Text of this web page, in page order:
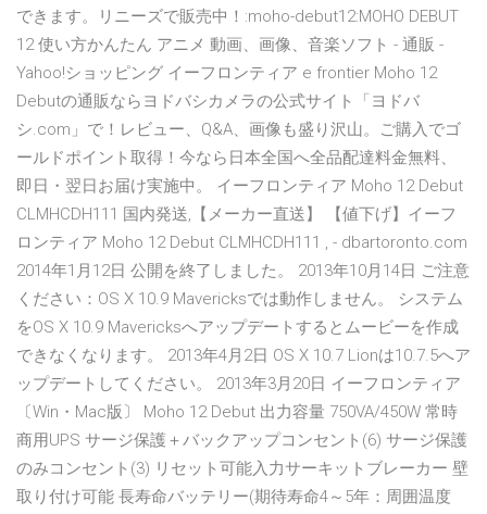
できます。リニーズで販売中！:moho-debut12:MOHO DEBUT
12 使い方かんたん アニメ 動画、画像、音楽ソフト - 通販 -
Yahoo!ショッピング イーフロンティア e frontier Moho 12
Debutの通販ならヨドバシカメラの公式サイト「ヨドバ
シ.com」で！レビュー、Q&A、画像も盛り沢山。ご購入でゴ
ールドポイント取得！今なら日本全国へ全品配達料金無料、
即日・翌日お届け実施中。 イーフロンティア Moho 12 Debut
CLMHCDH111 国内発送,【メーカー直送】 【値下げ】イーフ
ロンティア Moho 12 Debut CLMHCDH111 , - dbartoronto.com
2014年1月12日 公開を終了しました。 2013年10月14日 ご注意
ください：OS X 10.9 Mavericksでは動作しません。 システム
をOS X 10.9 Mavericksへアップデートするとムービーを作成
できなくなります。 2013年4月2日 OS X 10.7 Lionは10.7.5へア
ップデートしてください。 2013年3月20日 イーフロンティア
〔Win・Mac版〕 Moho 12 Debut 出力容量 750VA/450W 常時
商用UPS サージ保護＋バックアップコンセント(6) サージ保護
のみコンセント(3) リセット可能入力サーキットブレーカー 壁
取り付け可能 長寿命バッテリー(期待寿命4～5年：周囲温度